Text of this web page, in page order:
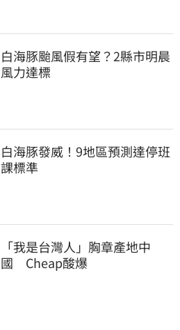
白海豚颱風假有望？2縣市明晨
風力達標
白海豚發威！9地區預測達停班
課標準
「我是台灣人」胸章產地中
國　Cheap酸爆